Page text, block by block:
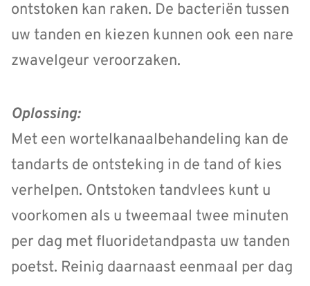
ontstoken kan raken. De bacteriën tussen
uw tanden en kiezen kunnen ook een nare
zwavelgeur veroorzaken.
Oplossing:
Met een wortelkanaalbehandeling kan de
tandarts de ontsteking in de tand of kies
verhelpen. Ontstoken tandvlees kunt u
voorkomen als u tweemaal twee minuten
per dag met fluoridetandpasta uw tanden
poetst. Reinig daarnaast eenmaal per dag